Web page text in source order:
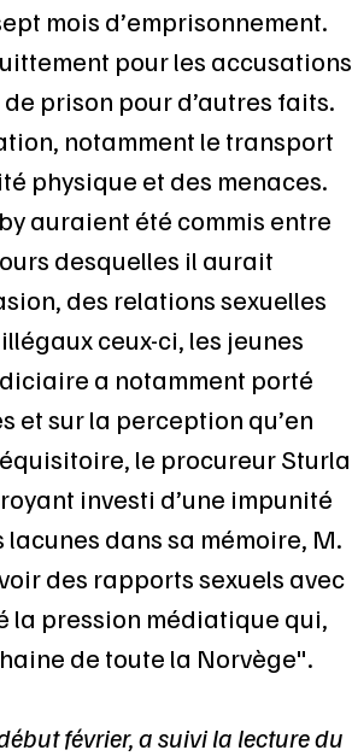
mois d’emprisonnement.
pour les accusations
prison pour d’autres faits.
notamment le transport
physique et des menaces.
auraient été commis entre
desquelles il aurait
des relations sexuelles
ceux-ci, les jeunes
a notamment porté
et sur la perception qu’en
le procureur Sturla
investi d’une impunité
dans sa mémoire, M.
des rapports sexuels avec
la pression médiatique qui,
de toute la Norvège".
février, a suivi la lecture du